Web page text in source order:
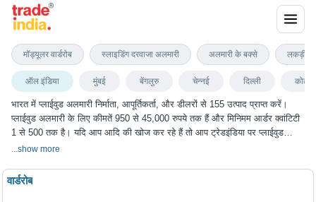
भारत में प्लाईवुड अलमारी निर्माता, आपूर्तिकर्ता, और डीलरों से 155 उत्पाद प्राप्त करें।
प्लाईवुड अलमारी के लिए कीमतें 950 से 45,000 रुपये तक हैं और मिनिमम आर्डर क्वांटिटी
1 से 500 तक है। यदि आप आदि की खोज कर रहे हैं तो आप ट्रेडइंडिया पर प्लाईवुड
अलमारी के सबसे अच्छा विकल्प चुन सकते हैं। हम विभिन्न शहरों में प्लाईवुड अलमारी के
शामिल हैं।
...show more
ऑल इंडिया मुंबई बेंगलुरु चेन्नई दिल्ली
वार्डरोब
मॉड्यूलर वार्डरोब स्लाइडिंग दरवाजा अलमारी अलमारी के बक्से लकड़ी